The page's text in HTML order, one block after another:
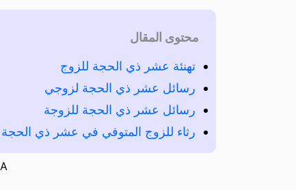
محتوى المقال
تهنئة عشر ذي الحجة للزوج
رسائل عشر ذي الحجة لزوجي
رسائل عشر ذي الحجة للزوجة
رثاء للزوج المتوفي في عشر ذي الحجة
A